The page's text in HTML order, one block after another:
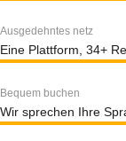
Ausgedehntes netz
Eine Plattform, 34+
Bequem buchen
Wir sprechen Ihre